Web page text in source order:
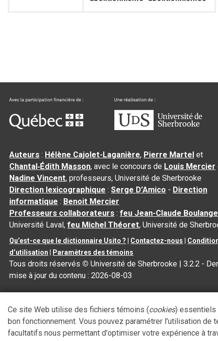
Auteurs : Hélène Cajolet-Laganière, Pierre Martel et
Chantal‑Édith Masson, avec le concours de Louis Mercier
Nadine Vincent, professeurs, Université de Sherbrooke
Direction lexicographique :Serge D’Amico - Direction
informatique : Benoit Mercier
Professeurs collaborateurs :feu Jean-Claude
Université Laval,feu Michel Théoret, Université de
Qu’est-ce que le dictionnaire Usito ? Contactez-nous
d’utilisation
Paramètres des témoins
Tous droits réservés © Université de Sherbrooke |3.2.2 -
mise à jour du contenu :2026-08-03
Ce site Web utilise des fichiers témoins (cookies) essentiels
bon fonctionnement. Vous pouvez paramétrer l'utilisation de
facultatifs nous permettant d'optimiser votre expérience à